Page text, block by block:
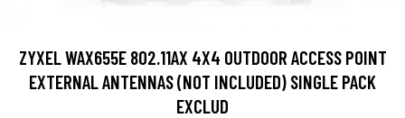
ZYXEL WAX655E 802.11AX 4X4 OUTDOOR ACCESS POINT
EXTERNAL ANTENNAS (NOT INCLUDED) SINGLE PACK
EXCLUD